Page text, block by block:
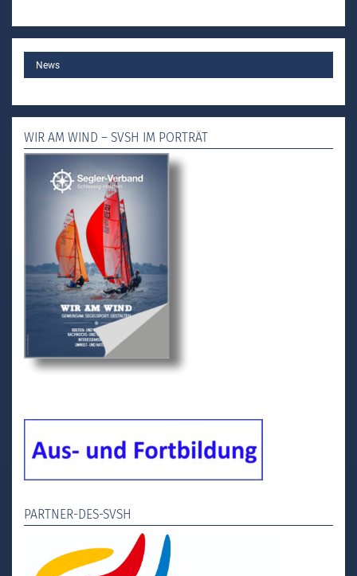
MAINNews
WIR AM WIND – SVSH IM PORTRÄT
PARTNER-DES-SVSH